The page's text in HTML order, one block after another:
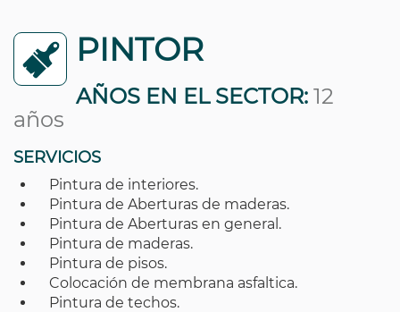
PINTOR
AÑOS EN EL SECTOR: 12
años
SERVICIOS
Pintura de interiores.
Pintura de Aberturas de maderas.
Pintura de Aberturas en general.
Pintura de maderas.
Pintura de pisos.
Colocación de membrana asfaltica.
Pintura de techos.